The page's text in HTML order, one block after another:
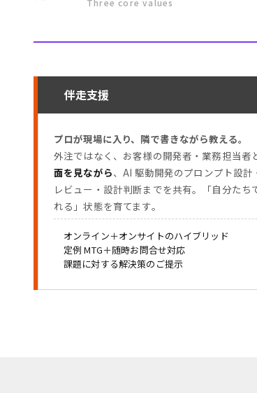
Three core values
伴走支援
プロが現場に入り、隣で書きながら教える。
外注ではなく、お客様の開発者・業務担当者
面を見ながら、AI 駆動開発のプロンプト設計
レビュー・設計判断までを共有。「自分たち
れる」状態を育てます。
オンライン＋オンサイトのハイブリッド
定例 MTG＋随時お問合せ対応
課題に対する解決策のご提示